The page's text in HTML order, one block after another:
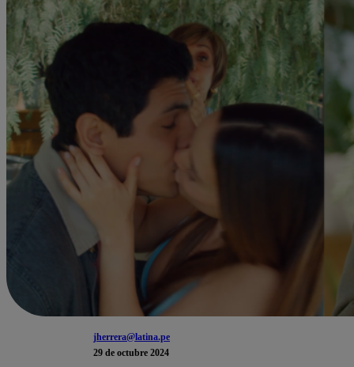
jherrera@latina.pe
29 de octubre 2024